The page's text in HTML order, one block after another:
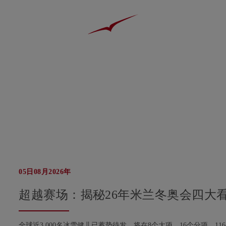
05日08月2026年
超越赛场：揭秘26年米兰冬奥会四大